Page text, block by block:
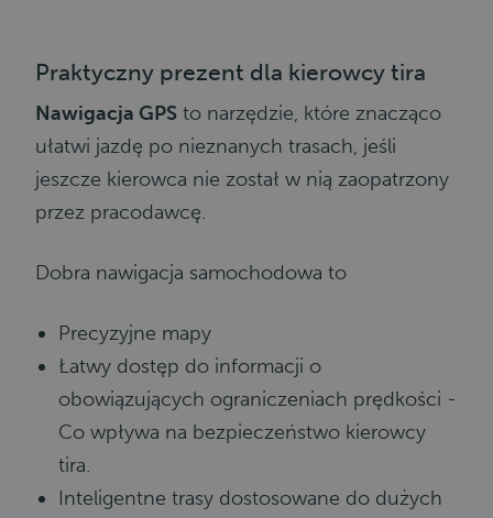
Praktyczny prezent dla kierowcy tira
Nawigacja GPS to narzędzie, które znacząco
ułatwi jazdę po nieznanych trasach, jeśli
jeszcze kierowca nie został w nią zaopatrzony
przez pracodawcę.
Dobra nawigacja samochodowa to
Precyzyjne mapy
Łatwy dostęp do informacji o
obowiązujących ograniczeniach prędkości -
Co wpływa na bezpieczeństwo kierowcy
tira.
Inteligentne trasy dostosowane do dużych